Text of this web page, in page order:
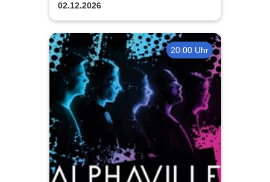
02.12.2026
20:00 Uhr